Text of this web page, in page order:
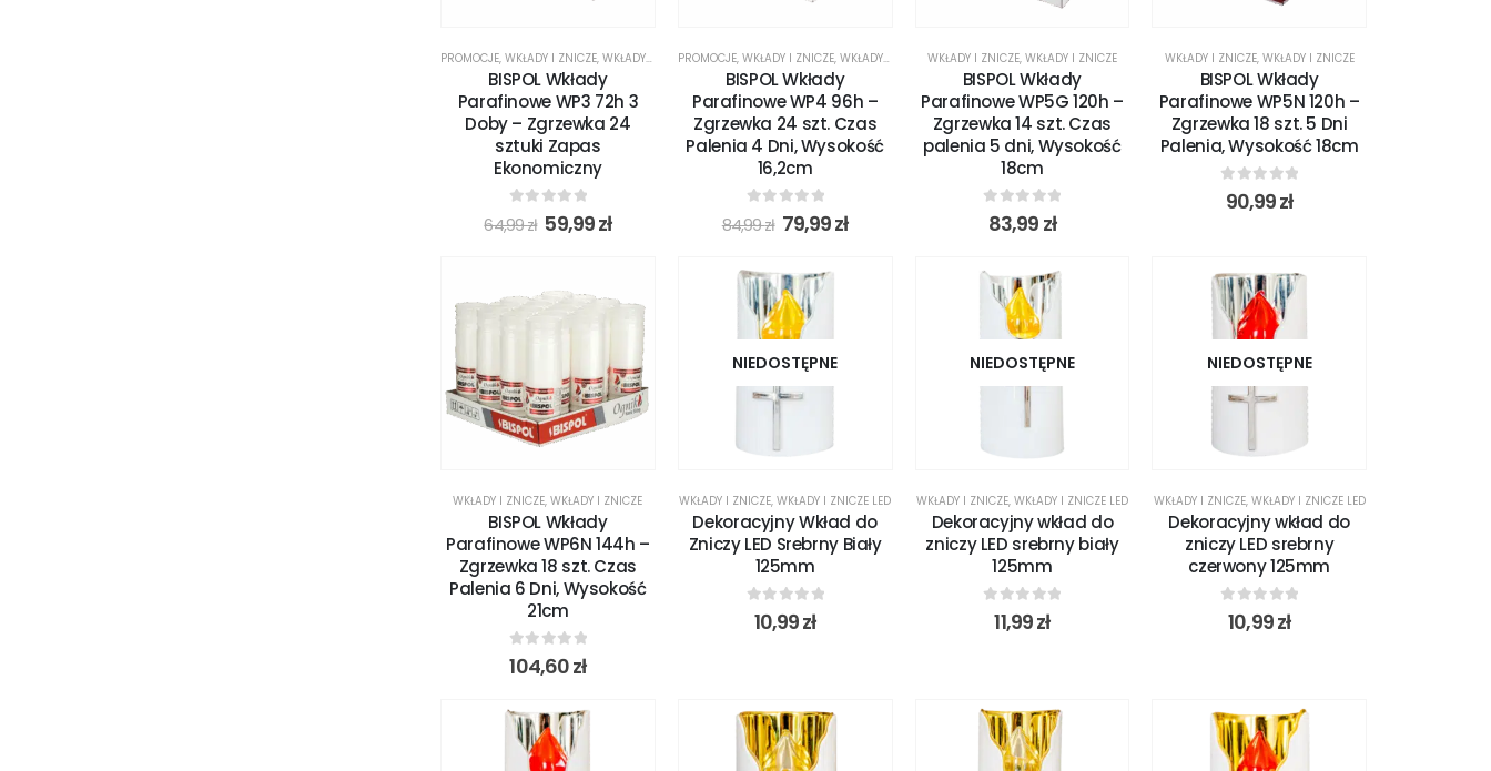
PROMOCJE, WKŁADY I ZNICZE, WKŁADY I ZNICZE
BISPOL Wkłady
Parafinowe WP3 72h 3
Doby – Zgrzewka 24
sztuki Zapas
Ekonomiczny
out of 5
64,99zł 59,99zł
PROMOCJE, WKŁADY I ZNICZE, WKŁADY I ZNICZE
BISPOL Wkłady
Parafinowe WP4 96h –
Zgrzewka 24 szt. Czas
Palenia 4 Dni, Wysokość
16,2cm
out of 5
84,99zł 79,99zł
WKŁADY I ZNICZE, WKŁADY I ZNICZE
BISPOL Wkłady
Parafinowe WP5G 120h –
Zgrzewka 14 szt. Czas
palenia 5 dni, Wysokość
18cm
out of 5
83,99 zł
WKŁADY I ZNICZE, WKŁADY I ZNICZE
BISPOL Wkłady
Parafinowe WP5N 120h –
Zgrzewka 18 szt. 5 Dni
Palenia, Wysokość 18cm
0out of 5
90,99zł
WKŁADY I ZNICZE,WKŁADY I ZNICZE
BISPOL Wkłady
Parafinowe WP6N 144h –
Zgrzewka 18 szt. Czas
Palenia 6 Dni, Wysokość
21cm
0 out of 5
104,60zł
NIEDOSTĘPNE
WKŁADY I ZNICZE,WKŁADY I ZNICZE LED
Dekoracyjny Wkład do
Zniczy LED Srebrny Biały
125mm
out of 5
10,99zł
NIEDOSTĘPNE
WKŁADY I ZNICZE, WKŁADY I ZNICZE LED
Dekoracyjny wkład do
zniczy LED srebrny biały
125mm
out of 5
11,99zł
NIEDOSTĘPNE
WKŁADY I ZNICZE, WKŁADY I ZNICZE LED
Dekoracyjny wkład do
zniczy LED srebrny
czerwony 125mm
out of 5
10,99zł